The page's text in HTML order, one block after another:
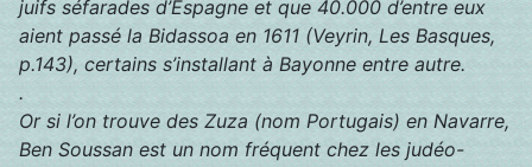
juifs séfarades d’Espagne et que 40.000 d’entre eux
aient passé la Bidassoa en 1611 (Veyrin, Les Basques,
p.143), certains s’installant à Bayonne entre autre.
.
Or si l’on trouve des Zuza (nom Portugais) en Navarre,
Ben Soussan est un nom fréquent chez les judéo-